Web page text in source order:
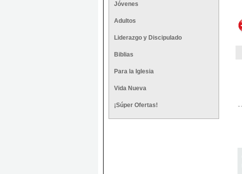
Jóvenes
Adultos
Liderazgo y Discipulado
Biblias
Para la Iglesia
Vida Nueva
¡Súper Ofertas!